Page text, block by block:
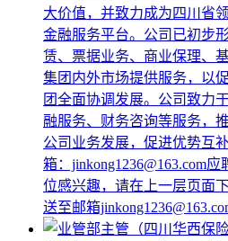
大价值，并致力成为四川省
金融服务平台。公司已初步
赁、票据业务、商业保理、
集团内外市场提供服务，以
团全面协调发展。公司致力
融服务、财务咨询等服务，
公司业务发展，促进优势互
箱：jinkong1236@163.com
位感兴趣，请在上一层页面
送至邮箱